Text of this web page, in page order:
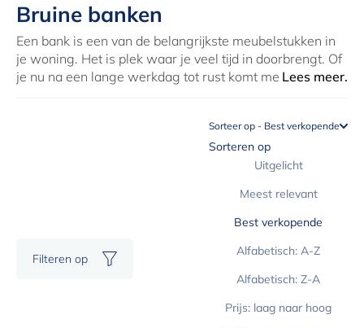
Bruine banken
Een bank is een van de belangrijkste meubelstukken in
je woning. Het is plek waar je veel tijd in doorbrengt. Of
je nu na een lange werkdag tot rust komt met een
is van essentieel belang, maar het oog wil uiteraard ook
wat! Een prachtige bruine bank zal een ruimte helemaal
afmaken. De neutrale kleur zal naadloos aansluiten in
modellen en texturen. Bekijk nu het aanbod van bruine
banken bij Solfelt en geniet snel van je nieuwe aankoop.
Lees meer.
Filteren op
Sorteer op - Best verkopende
Sorteren op
Uitgelicht
Meest relevant
Best verkopende
Alfabetisch: A-Z
Alfabetisch: Z-A
Prijs: laag naar hoog